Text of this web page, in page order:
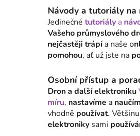
l
á
d
a
c
í
r
v
k
y
v
Návody a tutoriály na
Jedinečné tutoriály a
Vašeho průmyslového
nejčastěji trápía naše o
pomohou, ať už jste na
Osobní přístup a
Dron a další elektroniku
míru, nastavíme a
vhodně používat. Většinu
elektroniky sami